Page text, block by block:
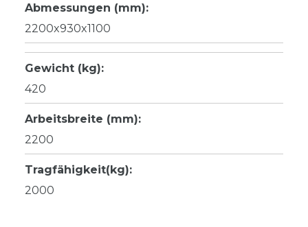
Abmessungen (mm):
2200x930x1100
Gewicht (kg):
420
Arbeitsbreite (mm):
2200
Tragfähigkeit(kg):
2000